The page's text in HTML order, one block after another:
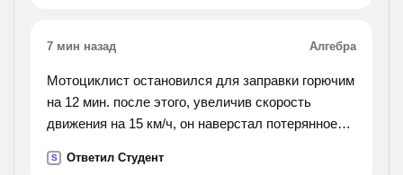
7 мин назад Алгебра
Мотоциклист остановился для заправки горючим
на 12 мин. после этого, увеличив скорость
движения на 15 км/ч, он наверстал потерянное
двигался после остановки?
S Ответил Студент